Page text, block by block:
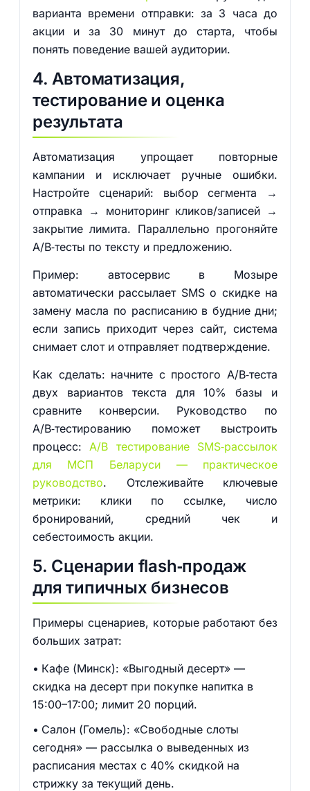
варианта времени отправки: за 3 часа до
акции и за 30 минут до старта, чтобы
понять поведение вашей аудитории.
4. Автоматизация,
тестирование и оценка
результата
Автоматизация упрощает повторные
кампании и исключает ручные ошибки.
Настройте сценарий: выбор сегмента →
отправка → мониторинг кликов/записей →
закрытие лимита. Параллельно прогоняйте
A/B‑тесты по тексту и предложению.
Пример: автосервис в Мозыре
автоматически рассылает SMS о скидке на
замену масла по расписанию в будние дни;
если запись приходит через сайт, система
снимает слот и отправляет подтверждение.
Как сделать: начните с простого A/B‑теста
двух вариантов текста для 10% базы и
сравните конверсии. Руководство по
A/B‑тестированию поможет выстроить
процесс:A/B тестирование SMS‑рассылок
для МСП Беларуси — практическое
руководство. Отслеживайте ключевые
метрики: клики по ссылке, число
бронирований, средний чек и
себестоимость акции.
5. Сценарии flash‑продаж
для типичных бизнесов
Примеры сценариев, которые работают без
больших затрат:
Кафе (Минск): «Выгодный десерт» —
скидка на десерт при покупке напитка в
15:00–17:00; лимит 20 порций.
Салон (Гомель): «Свободные слоты
сегодня» — рассылка о выведенных из
расписания местах с 40% скидкой на
стрижку за текущий день.